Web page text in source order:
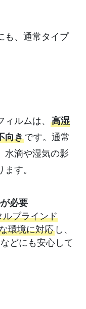
も、通常タイプ
ルムは、 高湿
向きです。通常
水滴や湿気の影
す。
必要
ルブラインド
環境に対応し、
どにも安心して